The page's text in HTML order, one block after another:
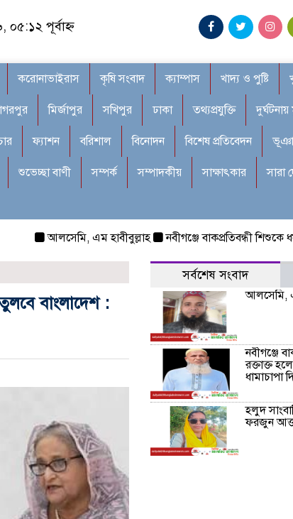
পূর্বাহ্ন
করোনাভাইরাস কৃষি সংবাদ ক্যাম্পাস খাদ্য ও পুষ্টি
মির্জাপুর সখিপুর ঢাকা তথ্যপ্রযুক্তি
ফ্যাশন বরিশাল বিনোদন বিশেষ প্রতিবেদন
শুভেচ্ছা বাণী সম্পর্ক সম্পাদকীয় সাক্ষাৎকার সারা
আলসেমি, এম হাবীবুল্লাহ নবীগঞ্জে বাকপ্রতিবন্ধী শিশুকে ধর্ষণ:
বাংলাদেশ :
সর্বশেষ সংবাদ
আলসেমি,
নবীগঞ্জে
রক্তাক্ত
ধামাচাপা
হলুদ
ফরজুন